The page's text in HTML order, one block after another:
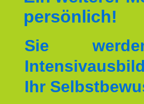
persönlich!
Sie
Ihr